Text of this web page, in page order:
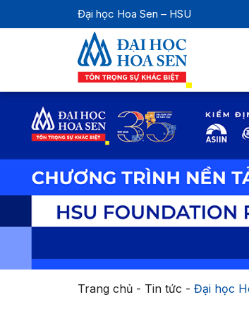
Đại học Hoa Sen – HSU
Trang chủ- Tin tức - Đại học